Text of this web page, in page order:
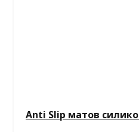
Anti Slip матов